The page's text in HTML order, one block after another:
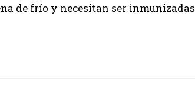
de frío y necesitan ser